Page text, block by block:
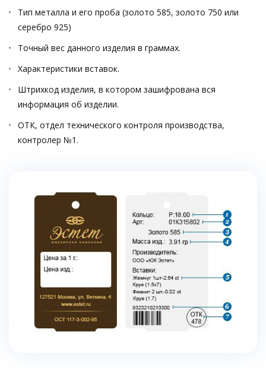
Тип металла и его проба (золото 585, золото 750 или
серебро 925)
Точный вес данного изделия в граммах.
Характеристики вставок.
Штрихкод изделия, в котором зашифрована вся
информация об изделии.
ОТК, отдел технического контроля производства,
контролер №1.